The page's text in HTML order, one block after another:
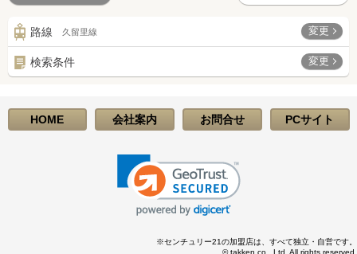
路線 久留里線 変更
検索条件 変更
HOME 会社案内 お問合せ PCサイト
※センチュリー21の加盟店は、すべて独立・自営です。
© takken co., Ltd. All rights reserved.